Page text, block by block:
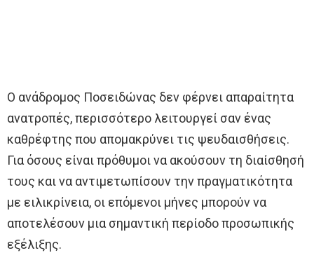
Ο ανάδρομος Ποσειδώνας δεν φέρνει απαραίτητα
ανατροπές, περισσότερο λειτουργεί σαν ένας
καθρέφτης που απομακρύνει τις ψευδαισθήσεις.
Για όσους είναι πρόθυμοι να ακούσουν τη διαίσθησή
τους και να αντιμετωπίσουν την πραγματικότητα
με ειλικρίνεια, οι επόμενοι μήνες μπορούν να
αποτελέσουν μια σημαντική περίοδο προσωπικής
εξέλιξης.